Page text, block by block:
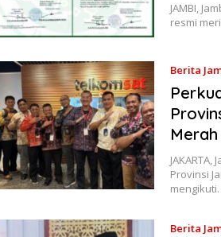
JAMBI,
resmi
Berita
Provinsi
Berita